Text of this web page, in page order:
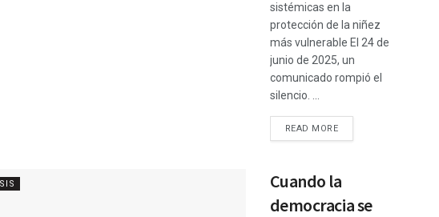
sistémicas en la
protección de la niñez
más vulnerable El 24 de
junio de 2025, un
comunicado rompió el
silencio. ...
READ MORE
Cuando la
democracia se